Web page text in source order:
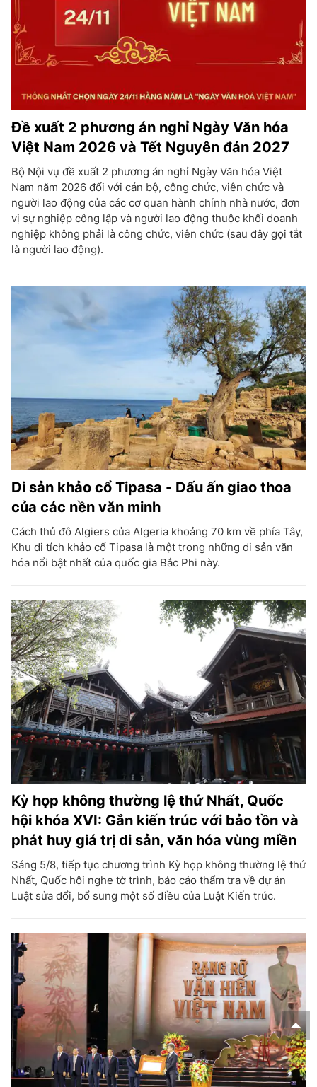
Đề xuất 2 phương án nghỉ Ngày Văn hóa
Việt Nam 2026 và Tết Nguyên đán 2027
Bộ Nội vụ đề xuất 2 phương án nghỉ Ngày Văn hóa Việt
Nam năm 2026 đối với cán bộ, công chức, viên chức và
người lao động của các cơ quan hành chính nhà nước, đơn
vị sự nghiệp công lập và người lao động thuộc khối doanh
nghiệp không phải là công chức, viên chức (sau đây gọi tắt
là người lao động).
Di sản khảo cổ Tipasa - Dấu ấn giao thoa
của các nền văn minh
Cách thủ đô Algiers của Algeria khoảng 70 km về phía Tây,
Khu di tích khảo cổ Tipasa là một trong những di sản văn
hóa nổi bật nhất của quốc gia Bắc Phi này.
Kỳ họp không thường lệ thứ Nhất, Quốc
hội khóa XVI: Gắn kiến trúc với bảo tồn và
phát huy giá trị di sản, văn hóa vùng miền
Sáng 5/8, tiếp tục chương trình Kỳ họp không thường lệ thứ
Nhất, Quốc hội nghe tờ trình, báo cáo thẩm tra về dự án
Luật sửa đổi, bổ sung một số điều của Luật Kiến trúc.